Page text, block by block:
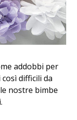
addobbi per
difficili da
nostre bimbe